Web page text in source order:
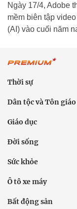
Ngày 17/4, Adobe
mềm biên tập
(AI) vào cuối năm
Thời sự
Dân tộc và Tôn giáo
Giáo dục
Đời sống
Sức khỏe
Ô tô xe máy
Bất động sản